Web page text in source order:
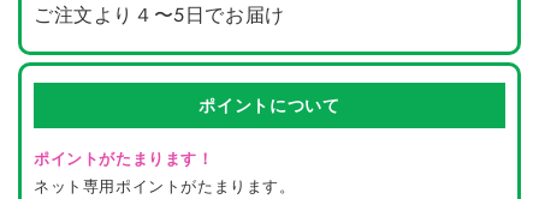
ご注文より４〜5日でお届け
ポイントについて
ポイントがたまります！
ネット専用ポイントがたまります。